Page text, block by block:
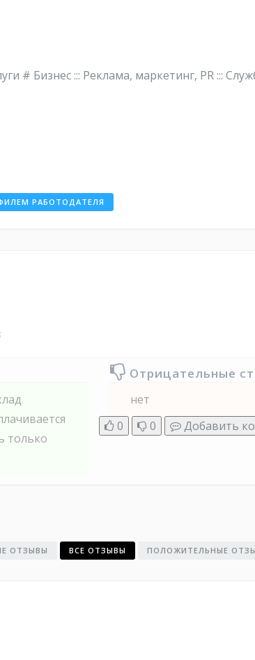
# Бизнес ::: Реклама, маркетинг, PR :::
РАБОТОДАТЕЛЯ
только
Отрицательные
нет
0
0 Добавить
ОТЗЫВЫ ВСЕ ОТЗЫВЫ ПОЛОЖИТЕЛЬНЫЕ